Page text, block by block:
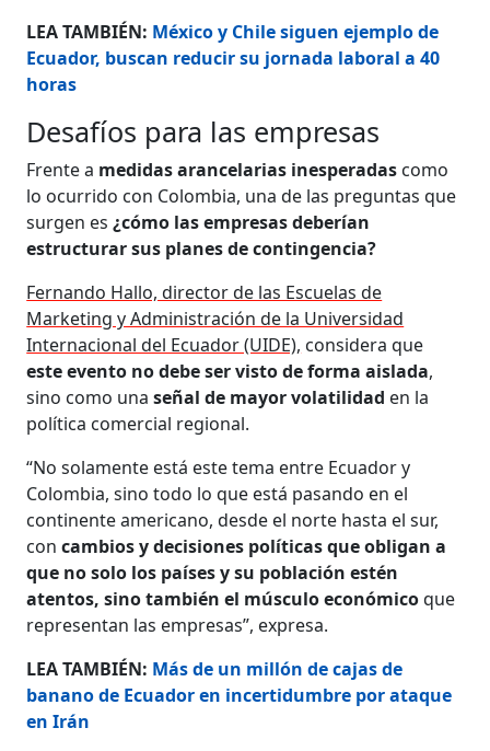
LEA TAMBIÉN: México y Chile siguen ejemplo de
Ecuador, buscan reducir su jornada laboral a 40
horas
Desafíos para las empresas
Frente a medidas arancelarias inesperadas como
lo ocurrido con Colombia, una de las preguntas que
surgen es¿cómo las empresas deberían
estructurar sus planes de contingencia?
Fernando Hallo, director de las Escuelas de
Marketing y Administración de la Universidad
Internacional del Ecuador (UIDE), considera que
este evento no debe ser visto de forma aislada,
sino como unaseñal de mayor volatilidad en la
política comercial regional.
“No solamente está este tema entre Ecuador y
Colombia, sino todo lo que está pasando en el
continente americano, desde el norte hasta el sur,
concambios y decisiones políticas que obligan a
que no solo los países y su población estén
atentos, sino también el músculo económicoque
representan las empresas”, expresa.
LEA TAMBIÉN: Más de un millón de cajas de
banano de Ecuador en incertidumbre por ataque
en Irán